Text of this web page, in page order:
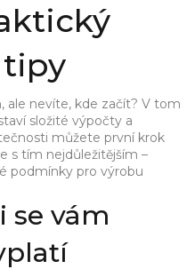
ale nevíte, kde začít? V tom
složité výpočty a
můžete první krok
s tím nejdůležitějším –
podmínky pro výrobu
se vám